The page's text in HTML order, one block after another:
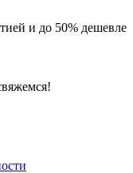
и до 50% дешевле